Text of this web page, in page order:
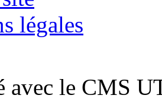
légales
avec le CMS